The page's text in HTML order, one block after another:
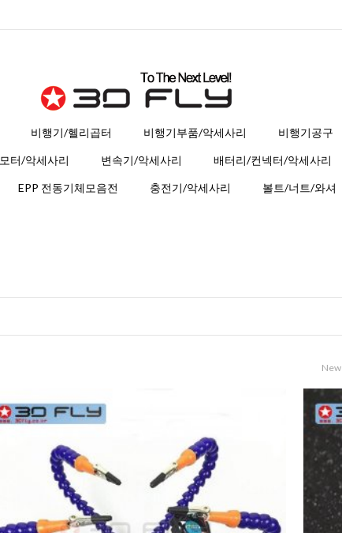
비행기/헬리곱터 비행기부품/악세사리 비행기공구
모터/악세사리 변속기/악세사리 배터리/컨넥터/악세사리
EPP 전동기체모음전 충전기/악세사리 볼트/너트/와셔
New